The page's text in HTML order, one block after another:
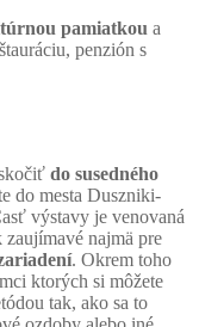
pamiatkou a
penzión s
do susedného
do mesta Duszniki-
výstavy je venovaná
najmä pre
. Okrem toho
ktorých si môžete
tak, ako sa to